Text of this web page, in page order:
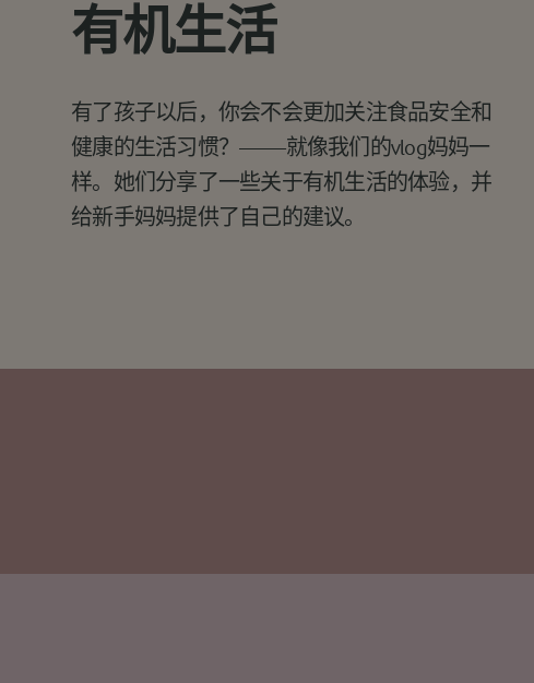
有机生活
有了孩子以后，你会不会更加关注食品安全和
健康的生活习惯？——就像我们的vlog妈妈一
样。她们分享了一些关于有机生活的体验，并
给新手妈妈提供了自己的建议。